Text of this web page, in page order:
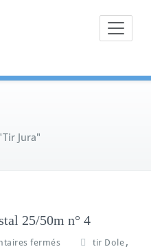
Jura"
25/50m n° 4
fermés tir Dole ,